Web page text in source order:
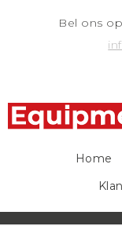
Bel ons
Home